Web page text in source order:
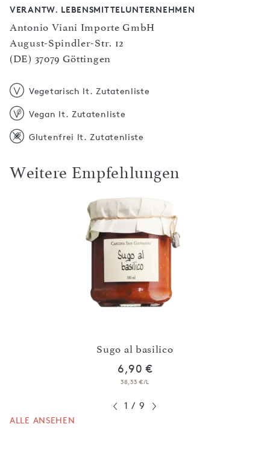
VERANTW. LEBENSMITTELUNTERNEHMEN
Antonio Viani Importe GmbH
August-Spindler-Str. 12
(DE) 37079 Göttingen
Vegetarisch lt. Zutatenliste
Vegan lt. Zutatenliste
Glutenfrei lt. Zutatenliste
Weitere Empfehlungen
Sugo al basilico
6,90 €
38,33 €/L
1 / 9
ALLE ANSEHEN